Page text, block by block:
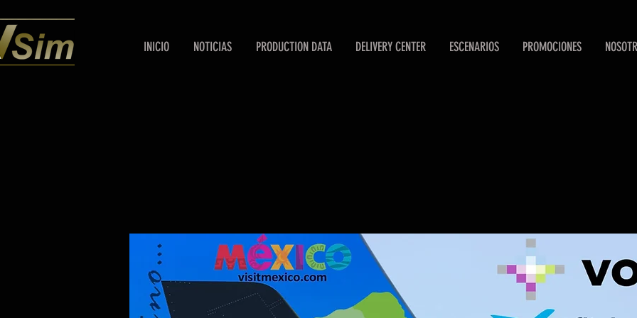
INICIO NOTICIAS PRODUCTION DATA DELIVERY CENTER ESCENARIOS PROMOCIONES